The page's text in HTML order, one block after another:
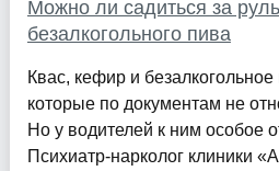
Можно ли садиться за
безалкогольного пива
Квас, кефир и
которые по документам не
Но у водителей к ним особое
Психиатр-нарколог клиники